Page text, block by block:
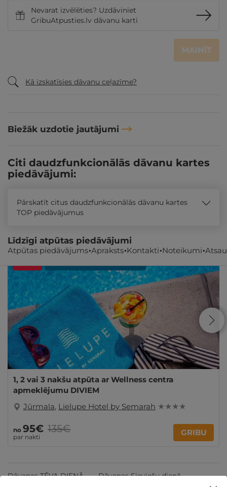
Nevarat izvēlēties? Uzdāviniet
GribuAtpusties.lv dāvanu karti
MAINĪT
Kā izskatīsies dāvanu ceļazīme?
Biežāk uzdotie jautājumi
Atpūtas piedāvājums Apraksts Kontakti Noteikumi
Citi daudzfunkcionālās dāvanu kartes
piedāvājumi:
Pārskatīt citus daudzfunkcionālās dāvanu kartes
TOP piedāvājumus
Līdzīgi atpūtas piedāvājumi
1, 2 vai 3 nakšu atpūta ar Wellness centra
apmeklējumu DIVIEM
Jūrmala, Lielupe Hotel by Semarah ★ ★ ★ ★
no 95€
par nakti
135€ GRIBU
Dāvanas TĒVA DIENĀ
Dāvanas Sieviešu dienā